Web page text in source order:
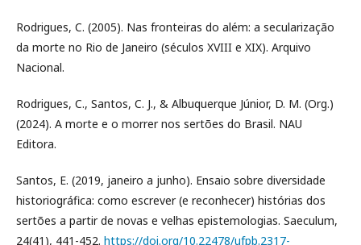
Rodrigues, C. (2005). Nas fronteiras do além: a secularização
da morte no Rio de Janeiro (séculos XVIII e XIX). Arquivo
Nacional.
Rodrigues, C., Santos, C. J., & Albuquerque Júnior, D. M. (Org.)
(2024). A morte e o morrer nos sertões do Brasil. NAU
Editora.
Santos, E. (2019, janeiro a junho). Ensaio sobre diversidade
historiográfica: como escrever (e reconhecer) histórias dos
sertões a partir de novas e velhas epistemologias. Saeculum,
24(41), 441-452. https://doi.org/10.22478/ufpb.2317-